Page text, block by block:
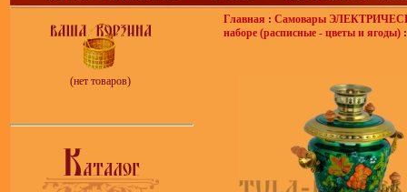
(нет товаров)
Главная : Самовары
наборе (расписные - цветы и ягоды):